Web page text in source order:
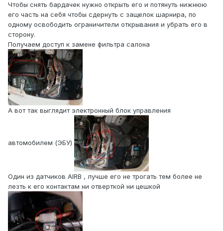
Чтобы снять бардачек нужно открыть его и потянуть нижнюю
его часть на себя чтобы сдернуть с защелок шарнира, по
одному освободить ограничители открывания и убрать его в
сторону.
Получаем доступ к замене фильтра салона
А вот так выглядит электронный блок управления
автомобилем (ЭБУ)
Один из датчиков AIRB , лучше его не трогать тем более не
лезть к его контактам ни отверткой ни цешкой